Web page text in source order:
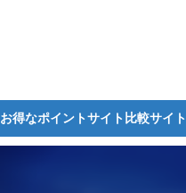
お得なポイントサイト比較サイト